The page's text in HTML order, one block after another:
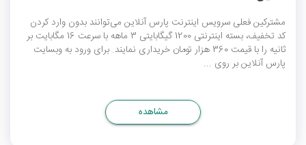
مشترکین فعلی سرویس اینترنت پارس آنلاین می‌توانند بدون وارد کردن
کد تخفیف، بسته اینترنتی 1200 گیگابایتی 3 ماهه با سرعت 16 مگابایت بر
ثانیه را با قیمت 360 هزار تومان خریداری نمایند. برای ورود به وبسایت
پارس آنلاین بر روی ...
مشاهده